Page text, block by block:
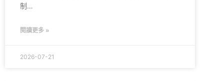
制…
閱讀更多 »
2026-07-21